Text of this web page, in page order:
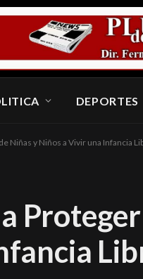
DEPORTES
Niñas y Niños a Vivir una Infancia